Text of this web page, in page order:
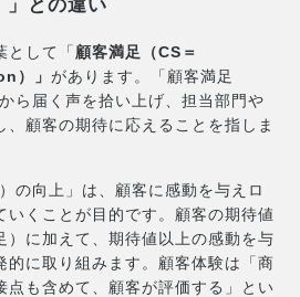
」との違い
として「 顧客満足（CS＝
）」 があります。「顧客満足
ら届く声を拾い上げ、担当部門や
、顧客の期待に応えることを指しま
の向上」は、顧客に感動を与えロ
いくことが目的です。顧客の期待値
）に加えて、期待値以上の感動を与
的に取り組みます。顧客体験は「商
点も含めて、顧客が評価する」とい